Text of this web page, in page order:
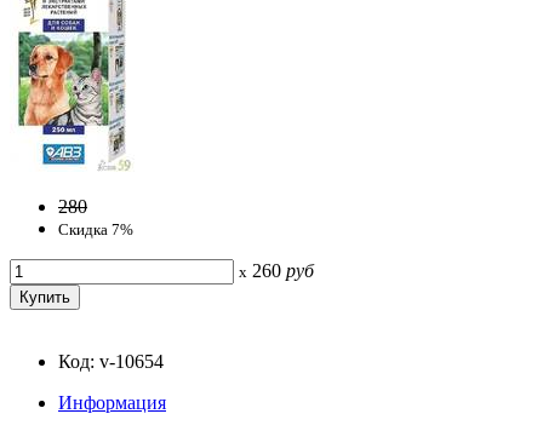
280
Скидка 7%
x 260 руб
Код: v-10654
Информация